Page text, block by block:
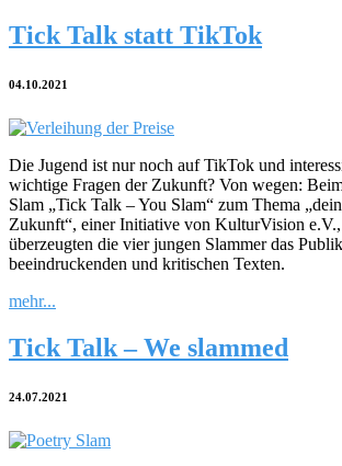
Tick Talk statt TikTok
04.10.2021
Die Jugend ist nur noch auf TikTok und
wichtige Fragen der Zukunft? Von wegen:
Slam „Tick Talk – You Slam“ zum Thema
Zukunft“, einer Initiative von KulturVision e.V.,
überzeugten die vier jungen Slammer das
beeindruckenden und kritischen Texten.
mehr...
Tick Talk – We slammed
24.07.2021